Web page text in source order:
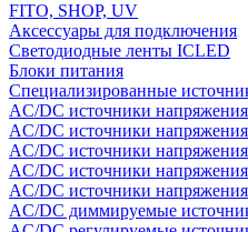
FITO, SHOP, UV
Аксессуары для подключения
Светодиодные ленты ICLED
Блоки питания
Специализированные
AC/DC источники
AC/DC источники
AC/DC источники
AC/DC источники
AC/DC источники
AC/DC диммируемые